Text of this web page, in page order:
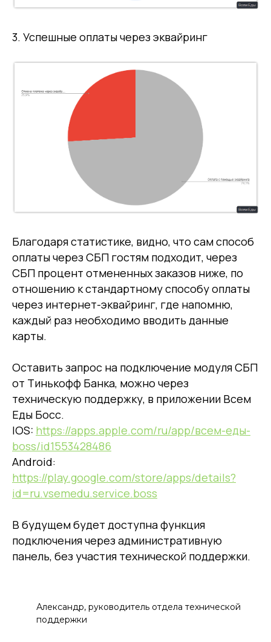
3. Успешные оплаты через эквайринг
Благодаря статистике, видно, что сам способ
оплаты через СБП гостям подходит, через
СБП процент отмененных заказов ниже, по
отношению к стандартному способу оплаты
через интернет-эквайринг, где напомню,
каждый раз необходимо вводить данные
карты.
Оставить запрос на подключение модуля СБП
от Тинькофф Банка, можно через
техническую поддержку, в приложении Всем
Еды Босс.
IOS: https://apps.apple.com/ru/app/всем-еды-
boss/id1553428486
Android:
https://play.google.com/store/apps/details?
id=ru.vsemedu.service.boss
В будущем будет доступна функция
подключения через административную
панель, без участия технической поддержки.
Александр, руководитель отдела технической
поддержки